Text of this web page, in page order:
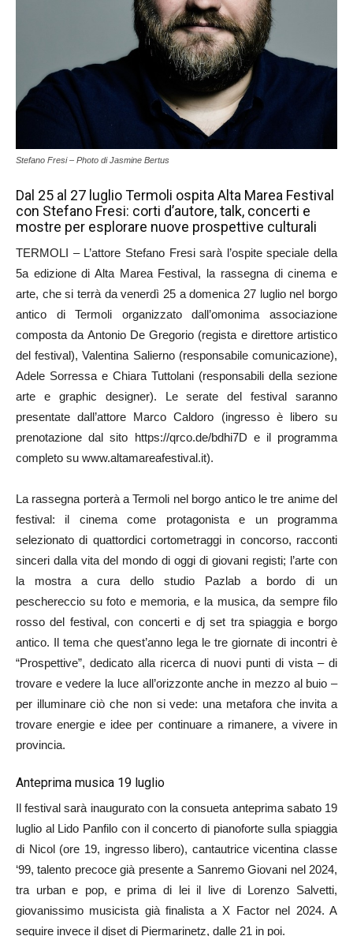
Stefano Fresi – Photo di Jasmine Bertus
Dal 25 al 27 luglio Termoli ospita Alta Marea Festival
con Stefano Fresi: corti d’autore, talk, concerti e
mostre per esplorare nuove prospettive culturali
TERMOLI – L’attore Stefano Fresi sarà l’ospite speciale della
5a edizione di Alta Marea Festival, la rassegna di cinema e
arte, che si terrà da venerdì 25 a domenica 27 luglio nel borgo
antico di Termoli organizzato dall’omonima associazione
composta da Antonio De Gregorio (regista e direttore artistico
del festival), Valentina Salierno (responsabile comunicazione),
Adele Sorressa e Chiara Tuttolani (responsabili della sezione
arte e graphic designer). Le serate del festival saranno
presentate dall’attore Marco Caldoro (ingresso è libero su
prenotazione dal sito https://qrco.de/bdhi7D e il programma
completo su www.altamareafestival.it).
La rassegna porterà a Termoli nel borgo antico le tre anime del
festival: il cinema come protagonista e un programma
selezionato di quattordici cortometraggi in concorso, racconti
sinceri dalla vita del mondo di oggi di giovani registi; l’arte con
la mostra a cura dello studio Pazlab a bordo di un
peschereccio su foto e memoria, e la musica, da sempre filo
rosso del festival, con concerti e dj set tra spiaggia e borgo
antico. Il tema che quest’anno lega le tre giornate di incontri è
“Prospettive”, dedicato alla ricerca di nuovi punti di vista – di
trovare e vedere la luce all’orizzonte anche in mezzo al buio –
per illuminare ciò che non si vede: una metafora che invita a
trovare energie e idee per continuare a rimanere, a vivere in
provincia.
Anteprima musica 19 luglio
Il festival sarà inaugurato con la consueta anteprima sabato 19
luglio al Lido Panfilo con il concerto di pianoforte sulla spiaggia
di Nicol (ore 19, ingresso libero), cantautrice vicentina classe
‘99, talento precoce già presente a Sanremo Giovani nel 2024,
tra urban e pop, e prima di lei il live di Lorenzo Salvetti,
giovanissimo musicista già finalista a X Factor nel 2024. A
seguire invece il djset di Piermarinetz, dalle 21 in poi.